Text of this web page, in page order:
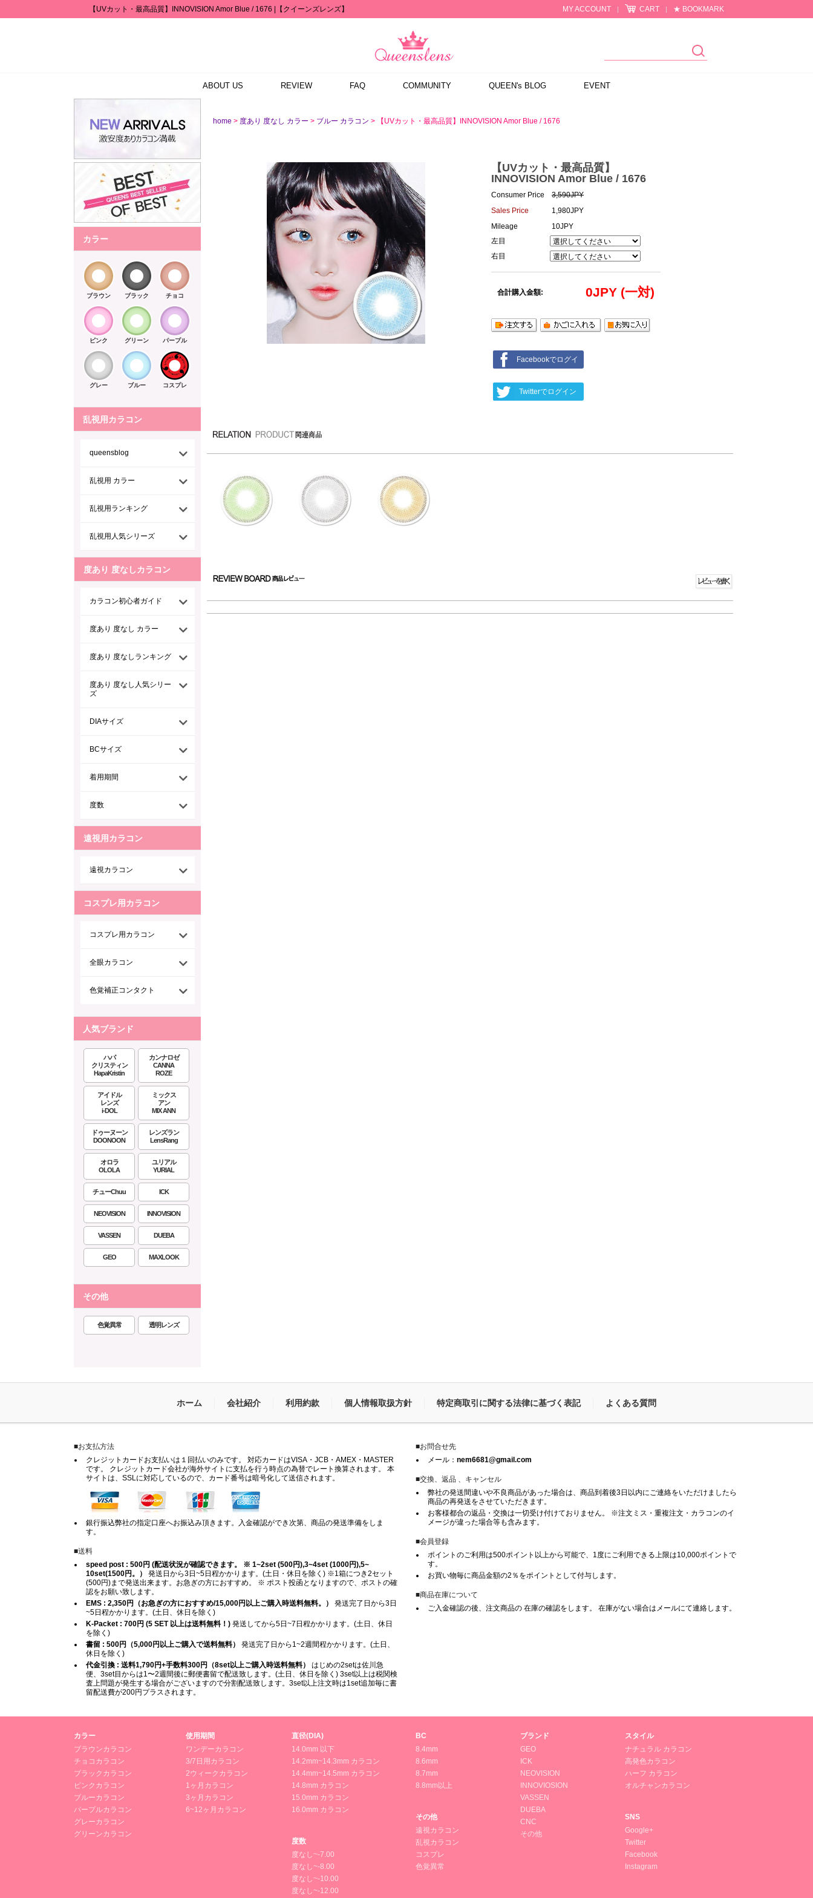
【UVカット・最高品質】INNOVISION Amor Blue / 1676 |【クイーンズレンズ】 MY ACCOUNT | CART | ★ BOOKMARK
ABOUT US REVIEW FAQ COMMUNITY QUEEN's BLOG EVENT
カラー
ブラウン ブラック チョコ
ピンク グリーン パープル
グレー ブルー コスプレ
乱視用カラコン
queensblog
乱視用 カラー
乱視用ランキング
乱視用人気シリーズ
度あり 度なしカラコン
カラコン初心者ガイド
度あり 度なし カラー
度あり 度なしランキング
度あり 度なし人気シリー
ズ
DIAサイズ
BCサイズ
着用期間
度数
遠視用カラコン
遠視カラコン
コスプレ用カラコン
コスプレ用カラコン
全眼カラコン
色覚補正コンタクト
人気ブランド
ハパ
クリスティン
HapaKristin
カンナロゼ
CANNA
ROZE
アイドル
レンズ
i-DOL
ミックス
アン
MIX ANN
ドゥーヌーン
DOONOON
レンズラン
LensRang
オロラ
OLOLA
ユリアル
YURIAL
チューChuu ICK
NEOVISION INNOVISION
VASSEN DUEBA
GEO MAXLOOK
その他
色覚異常 透明レンズ
home > 度あり 度なし カラー > ブルー カラコン > 【UVカット・最高品質】INNOVISION Amor Blue / 1676
【UVカット・最高品質】
INNOVISION Amor Blue / 1676
Consumer Price
3,590JPY
Sales Price
1,980JPY
Mileage
10JPY
左目
右目
合計購入金額: 0JPY (一対)
Facebookでログイ
Twitterでログイン
ホーム 会社紹介 利用約款 個人情報取扱方針 特定商取引に関する法律に基づく表記 よくある質問
■お支払方法
クレジットカードお支払いは１回払いのみです。 対応カードはVISA・JCB・AMEX・MASTER
です。 クレジットカード会社が海外サイトに支払を行う時点の為替でレート換算されます。 本
サイトは、SSLに対応しているので、カード番号は暗号化して送信されます。
銀行振込弊社の指定口座へお振込み頂きます。入金確認ができ次第、商品の発送準備をしま
す。
■送料
speed post : 500円 (配送状況が確認できます。 ※ 1~2set (500円),3~4set (1000円),5~
10set(1500円。）
発送日から3日~5日程かかります。(土日・休日を除く) ※1箱につき2セット
(500円)まで発送出来ます。お急ぎの方におすすめ。 ※ ポスト投函となりますので、ポストの確
認をお願い致します。
EMS : 2,350円（お急ぎの方におすすめ/15,000円以上ご購入時送料無料。）
発送完了日から3日
~5日程かかります。(土日、休日を除く)
K-Packet : 700円 (5 SET 以上は送料無料！) 発送してから5日~7日程かかります。(土日、休日
を除く)
書留 : 500円（5,000円以上ご購入で送料無料）
発送完了日から1~2週間程かかります。(土日、
休日を除く)
代金引換 : 送料1,790円+手数料300円（8set以上ご購入時送料無料）
はじめの2setは佐川急
便、3set目からは1〜2週間後に郵便書留で配送致します。(土日、休日を除く) 3set以上は税関検
査上問題が発生する場合がございますので分割配送致します。3set以上注文時は1set追加毎に書
留配送費が200円プラスされます。
■お問合せ先
メール： nem6681@gmail.com
■交換、返品 、キャンセル
弊社の発送間違いや不良商品があった場合は、商品到着後3日以内にご連絡をいただけましたら
商品の再発送をさせていただきます。
お客様都合の返品・交換は一切受け付けておりません。 ※注文ミス・重複注文・カラコンのイ
メージが違った場合等も含みます。
■会員登録
ポイントのご利用は500ポイント以上から可能で、1度にご利用できる上限は10,000ポイントで
す。
お買い物毎に商品金額の2％をポイントとして付与します。
■商品在庫について
ご入金確認の後、注文商品の 在庫の確認をします。 在庫がない場合はメールにて連絡します。
カラー
ブラウンカラコン
チョコカラコン
ブラックカラコン
ピンクカラコン
ブルーカラコン
パープルカラコン
グレーカラコン
グリーンカラコン
使用期間
ワンデーカラコン
3/7日用カラコン
2ウィークカラコン
1ヶ月カラコン
3ヶ月カラコン
6~12ヶ月カラコン
直径(DIA)
14.0mm 以下
14.2mm~14.3mm カラコン
14.4mm~14.5mm カラコン
14.8mm カラコン
15.0mm カラコン
16.0mm カラコン
度数
度なし~-7.00
度なし~-8.00
度なし~-10.00
度なし~-12.00
BC
8.4mm
8.6mm
8.7mm
8.8mm以上
その他
遠視カラコン
乱視カラコン
コスプレ
色覚異常
ブランド
GEO
ICK
NEOVISION
INNOVIOSION
VASSEN
DUEBA
CNC
その他
スタイル
ナチュラル カラコン
高発色カラコン
ハーフ カラコン
オルチャンカラコン
SNS
Google+
Twitter
Facebook
Instagram